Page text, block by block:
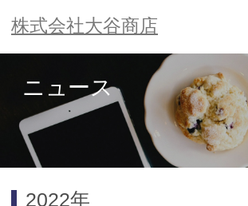
株式会社大谷商店
ニュース
2022年